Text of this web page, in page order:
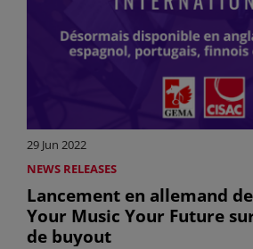
29 Jun 2022
NEWS RELEASES
Lancement en allemand
Your Music Your Future
de buyout